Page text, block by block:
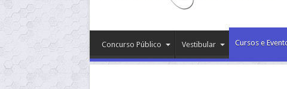
Concurso Público Vestibular Cursos e